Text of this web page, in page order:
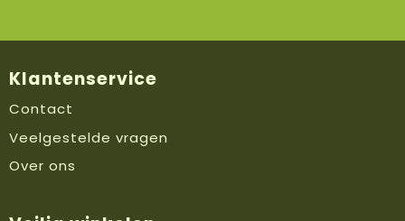
Klantenservice
Contact
Veelgestelde vragen
Over ons